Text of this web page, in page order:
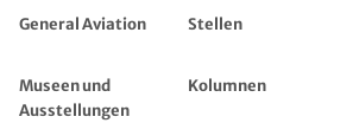
General Aviation
Stellen
Museen und
Ausstellungen
Kolumnen